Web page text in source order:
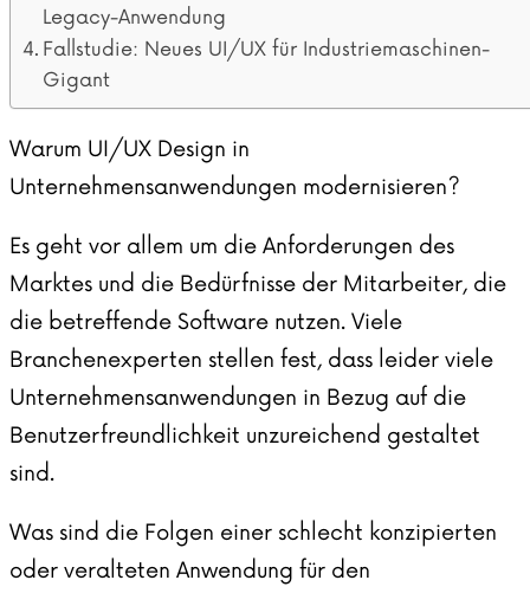
Legacy-Anwendung
Fallstudie: Neues UI/UX für Industriemaschinen-
Gigant
Warum UI/UX Design in
Unternehmensanwendungen modernisieren?
Es geht vor allem um die Anforderungen des
Marktes und die Bedürfnisse der Mitarbeiter, die
die betreffende Software nutzen. Viele
Branchenexperten stellen fest, dass leider viele
Unternehmensanwendungen in Bezug auf die
Benutzerfreundlichkeit unzureichend gestaltet
sind.
Was sind die Folgen einer schlecht konzipierten
oder veralteten Anwendung für den